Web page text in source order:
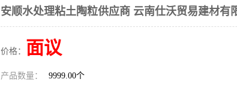
安顺水处理粘土陶粒供应商 云南仕沃贸易建材有
价格： 面议
产品数量： 9999.00个